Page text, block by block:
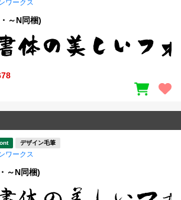
ワークス
～N同梱)
デザイン毛筆
ワークス
～N同梱)